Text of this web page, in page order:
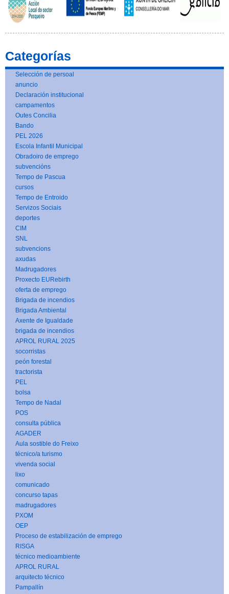
Categorías
Selección de persoal
anuncio
Declaración institucional
campamentos
Outes Concilia
Bando
PEL 2026
Escola Infantil Municipal
Obradoiro de emprego
subvencións
Tempo de Pascua
cursos
Tempo de Entroido
Servizos Sociais
deportes
CIM
SNL
subvencions
axudas
Madrugadores
Proxecto EURebirth
oferta de emprego
Brigada de incendios
Brigada Ambiental
Axente de Igualdade
brigada de incendios
APROL RURAL 2025
socorristas
peón forestal
tractorista
PEL
bolsa
Tempo de Nadal
POS
consulta pública
AGADER
Aula sostible do Freixo
técnico/a turismo
vivenda social
lixo
comunicado
concurso tapas
madrugadores
PXOM
OEP
Proceso de estabilización de emprego
RISGA
técnico medioambiente
APROL RURAL
arquitecto técnico
Pampallín